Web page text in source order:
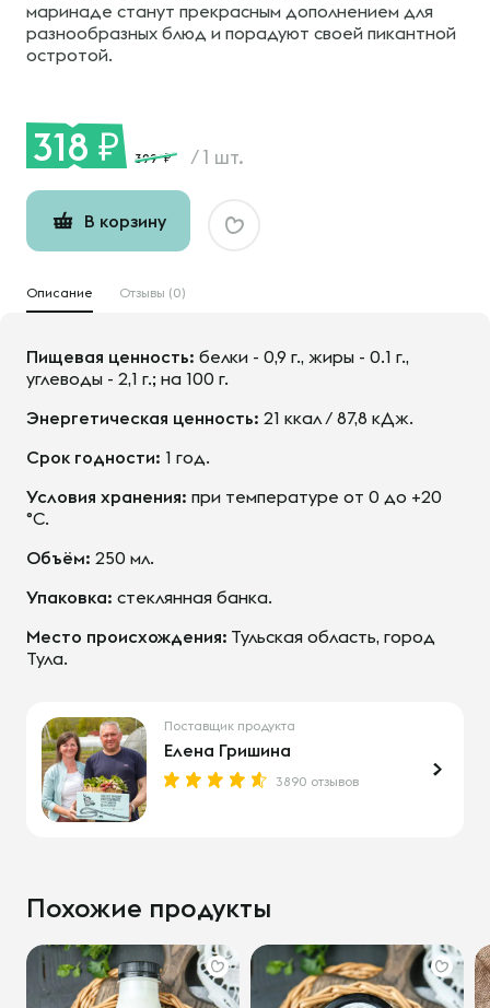
маринаде станут прекрасным дополнением для
разнообразных блюд и порадуют своей пикантной
остротой.
318 399 /1 шт.
В корзину
Описание Отзывы (0)
Пищевая ценность: белки - 0,9 г., жиры - 0.1 г.,
углеводы - 2,1 г.; на 100 г.
Энергетическая ценность: 21 ккал / 87,8 кДж.
Срок годности: 1 год.
Условия хранения: при температуре от 0 до +20
°С.
Объём: 250 мл.
Упаковка: стеклянная банка.
Место происхождения: Тульская область, город
Тула.
Поставщик продукта
Елена Гришина
3890 отзывов
Похожие продукты